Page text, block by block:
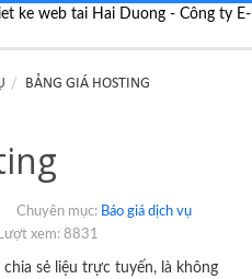
BẢNG GIÁ HOSTING
Chuyên mục: Báo giá dịch vụ
Lượt xem: 8831
sẻ liệu trực tuyến, là không